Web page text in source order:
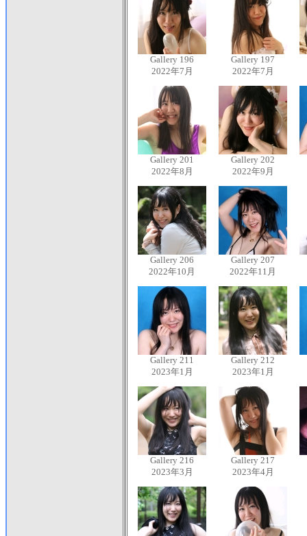
Gallery 196
2022年7月
Gallery 197
2022年7月
Gallery 201
2022年8月
Gallery 202
2022年9月
Gallery 206
2022年10月
Gallery 207
2022年11月
Gallery 211
2023年1月
Gallery 212
2023年1月
Gallery 216
2023年3月
Gallery 217
2023年4月